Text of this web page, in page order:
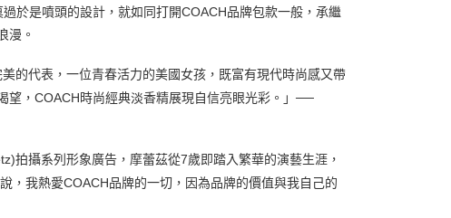
於是噴頭的設計，就如同打開COACH品牌包款一般，承繼
漫。
美的代表，一位青春活力的美國女孩，既富有現代時尚感又帶
望，COACH時尚經典淡香精展現自信亮眼光彩。」──
拍攝系列形象廣告，摩蕾茲從7歲即踏入繁華的演藝生涯，
，我熱愛COACH品牌的一切，因為品牌的價值與我自己的